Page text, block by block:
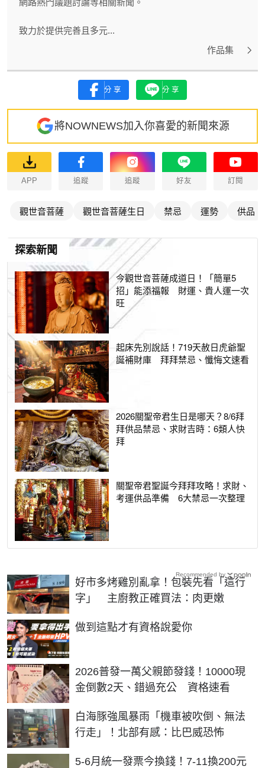
致力於提供完善且多元...
作品集
分享 分享
將NOWNEWS加入你喜愛的新聞來源
APP 追蹤 追蹤 好友 訂閱
觀世音菩薩 觀世音菩薩生日 禁忌 運勢 供品
探索新聞
今觀世音菩薩成道日！「簡單5
招」能添福報 財運、貴人運一次
旺
起床先別說話！719天赦日虎爺聖
誕補財庫 拜拜禁忌、懺悔文速看
2026關聖帝君生日是哪天？8/6拜
拜供品禁忌、求財吉時：6類人快
拜
關聖帝君聖誕今拜拜攻略！求財、
考運供品準備 6大禁忌一次整理
好市多烤雞別亂拿！包裝先看「這行
字」 主廚教正確買法：肉更嫩
做到這點才有資格說愛你
PR
2026普發一萬父親節發錢！10000現
金倒數2天、錯過充公 資格速看
白海豚強風暴雨「機車被吹倒、無法
行走」！北部有感：比巴威恐怖
5-6月統一發票今換錢！7-11換200元
Recommended by